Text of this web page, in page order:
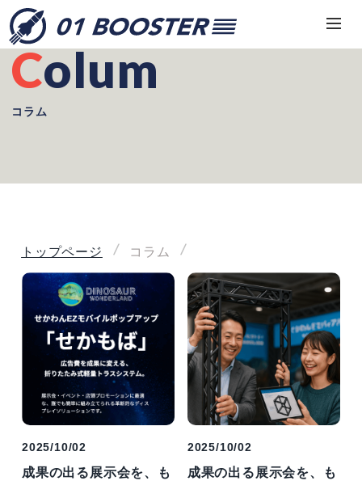
Colum
コラム
トップページ コラム
2025/10/02
成果の出る展示会を、も
2025/10/02
成果の出る展示会を、も